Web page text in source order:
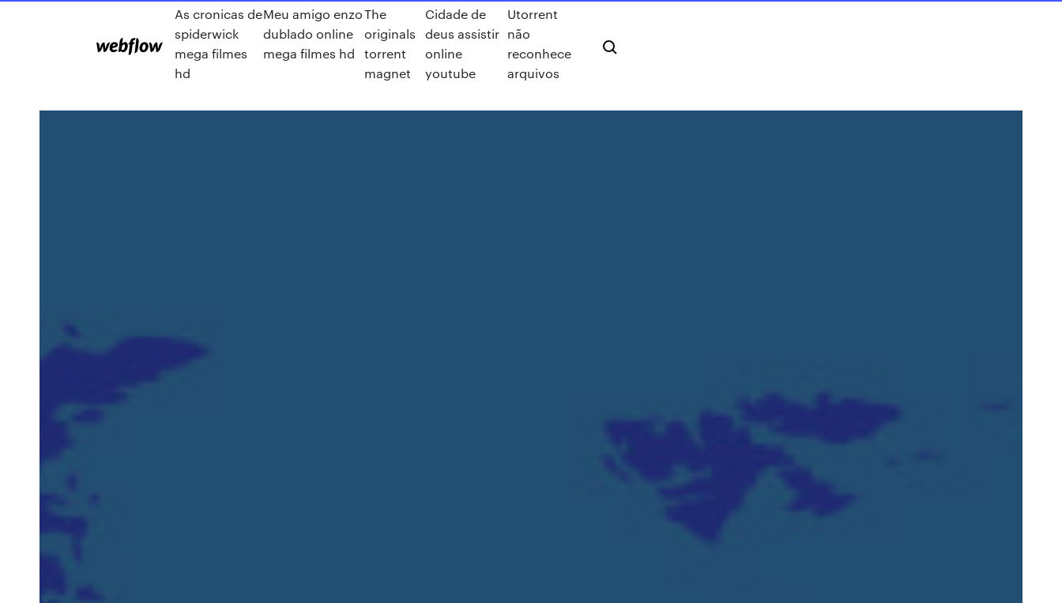
As cronicas de
spiderwick
mega filmes
hd
Meu amigo enzo
dublado online
mega filmes hd
The
originals
torrent
magnet
Cidade de
deus assistir
online
youtube
Utorrent
não
reconhece
arquivos